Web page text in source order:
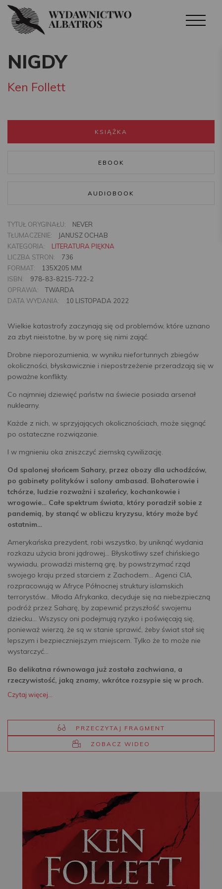
NIGDY
Ken Follett
KSIĄŻKA
EBOOK
AUDIOBOOK
TYTUŁ ORYGINAŁU:
NEVER
TŁUMACZENIE:
JANUSZ OCHAB
KATEGORIA:
LITERATURA PIĘKNA
LICZBA STRON:
736
FORMAT:
135X205 MM
ISBN:
978-83-8215-722-2
OPRAWA:
TWARDA
DATA WYDANIA:
10 LISTOPADA 2022
Wielkie katastrofy zaczynają się od problemów, które uznano
za zbyt nieistotne, by w porę się nimi zająć.
Drobne nieporozumienia, w wyniku niefortunnych zbiegów
okoliczności, błyskawicznie i niepostrzeżenie przeradzają się w
poważne konflikty.
Co najmniej dziewięć państw na świecie posiada arsenał
nuklearny.
Każde z nich, w sprzyjających okolicznościach, może sięgnąć
po ostateczne rozwiązanie.
I w mgnieniu oka zniszczyć ziemską cywilizację.
Od spalonej słońcem Sahary, przez obozy dla uchodźców,
po gabinety polityków i salony ambasad. Bohaterowie i
tchórze, ludzie rozważni i szaleńcy, kochankowie i
wrogowie… Całe spektrum świata, który poradził sobie z
pandemią, by stanąć w obliczu kryzysu, który może być
ostatnim…
Amerykańska prezydent, robi wszystko, by uniknąć wydania
rozkazu użycia broni jądrowej… Błyskotliwy szef chińskiego
wywiadu, prowadzi misterną grę, by powstrzymać rząd
swojego kraju przed starciem z Zachodem… Agenci CIA,
rozpracowują w Afryce Północnej struktury islamskich
terrorystów… Młoda Afrykanka, decyduje się na niebezpieczną
podróż przez Saharę, by zapewnić przyszłość swojemu
dziecku… Wszyscy oni podejmują ryzyko i poświęcają się,
ponieważ wierzą, że są w stanie sprawić, żeby świat stał się
lepszym i bezpieczniejszym miejscem. Tylko że to może nie
wystarczyć…
Bo delikatna równowaga już została zachwiana, a
rzeczywistość, jaką znamy, wkrótce rozsypie się w proch.
Czytaj więcej...
PRZECZYTAJ FRAGMENT
ZOBACZ WIDEO